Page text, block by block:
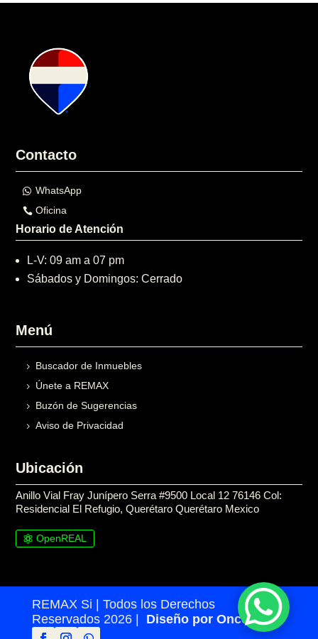
Contacto
WhatsApp
Oficina
Horario de Atención
L-V: 09 am a 07 pm
Sábados y Domingos: Cerrado
Menú
Buscador de Inmuebles
Únete a REMAX
Buzón de Sugerencias
Aviso de Privacidad
Ubicación
Anillo Vial Fray Junípero Serra #9500 Local 12 76146 Col:
Residencial El Refugio, Querétaro Querétaro Mexico
OpenREAL
REMAX Si | Todos los Derechos
Reservados 2026 | Diseño por Once24